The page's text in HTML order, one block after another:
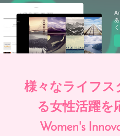
様々なライフス
る女性活躍を
Women's